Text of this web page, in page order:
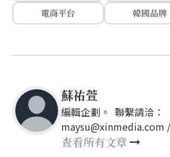
電商平台
韓國品牌
蘇祐萱
編輯企劃。 聯繫請洽：
maysu@xinmedia.com /
may860527@gmail.com
查看所有文章